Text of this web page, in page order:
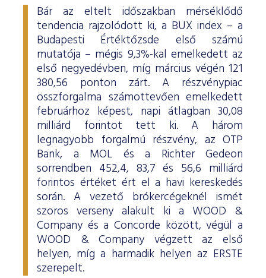
Bár az eltelt időszakban mérséklődő
tendencia rajzolódott ki, a BUX index – a
Budapesti Értéktőzsde első számú
mutatója – mégis 9,3%-kal emelkedett az
első negyedévben, míg március végén 121
380,56 ponton zárt. A részvénypiac
összforgalma számottevően emelkedett
februárhoz képest, napi átlagban 30,08
milliárd forintot tett ki. A három
legnagyobb forgalmú részvény, az OTP
Bank, a MOL és a Richter Gedeon
sorrendben 452,4, 83,7 és 56,6 milliárd
forintos értéket ért el a havi kereskedés
során. A vezető brókercégeknél ismét
szoros verseny alakult ki a WOOD &
Company és a Concorde között, végül a
WOOD & Company végzett az első
helyen, míg a harmadik helyen az ERSTE
szerepelt.